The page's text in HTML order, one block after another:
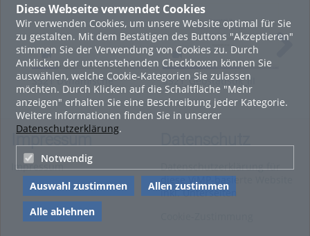
Diese Webseite verwendet Cookies
Wir verwenden Cookies, um unsere Website optimal für Sie
zu gestalten. Mit dem Bestätigen des Buttons "Akzeptieren"
stimmen Sie der Verwendung von Cookies zu. Durch
Anklicken der untenstehenden Checkboxen können Sie
auswählen, welche Cookie-Kategorien Sie zulassen
möchten. Durch Klicken auf die Schaltfläche "Mehr
anzeigen" erhalten Sie eine Beschreibung jeder Kategorie.
Weitere Informationen finden Sie in unserer
Datenschutzerklärung.
Notwendig
Auswahl zustimmen
Allen zustimmen
Alle ablehnen
SS21 Dynamische
Systeme I
SS21_Geostatistik_III
Impressum
Impressum
Datenschutzerklärung für
diese ViMP-basierte Website
inkl. Unterseiten